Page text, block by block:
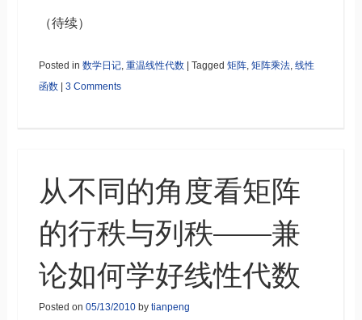
（待续）
Posted in 数学日记, 重温线性代数 | Tagged 矩阵, 矩阵乘法, 线性
函数 | 3 Comments
从不同的角度看矩阵
的行秩与列秩——兼
论如何学好线性代数
Posted on 05/13/2010by tianpeng